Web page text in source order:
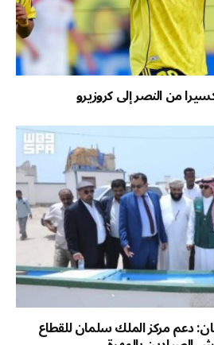
من النصر إلى كروزيرو
دعم مركز الملك سلمان للقطاع